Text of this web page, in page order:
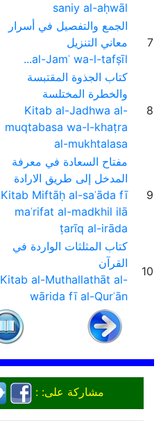
saniy al-aḥwāl
7
الجمع والتفصيل في أسرار
معاني التنزيل
al-Jamʿ wa-l-tafṣīl...
8
كتاب الجذوة المقتبسة
والخطرة المختلسة
Kitab al-Jadhwa al-
muqtabasa wa-l-khaṭra
al-mukhtalasa
9
مفتاح السعادة في معرفة
المدخل إلى طريق الارادة
Kitab Miftāḥ al-saʿāda fī
maʿrifat al-madkhil ilā
ṭarīq al-irāda
10
كتاب المثلثات الواردة في
القرآن
Kitab al-Muthallathāt al-
wārida fī al-Qurʾān
مشاركة على: :